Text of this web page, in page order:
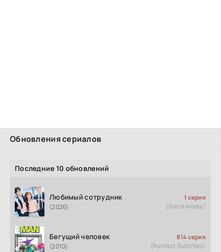
Обновления сериалов
Последние 10 обновлений
Любимый сотрудник
(2026)
1 серия
(Force Media)
Бегущий человек
(2010)
814 серия
(Runfast.Subtitles)